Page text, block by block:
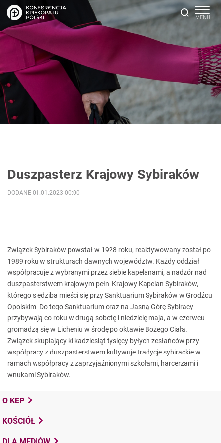
Duszpasterz Krajowy Sybiraków
DODANE 01.01.2023 00:00
Związek Sybiraków powstał w 1928 roku, reaktywowany został po
1989 roku w strukturach dawnych województw. Każdy oddział
współpracuje z wybranymi przez siebie kapelanami, a nadzór nad
duszpasterstwem krajowym pełni Krajowy Kapelan Sybiraków,
którego siedziba mieści się przy Sanktuarium Sybiraków w Grodźcu
Opolskim. Do tego Sanktuarium oraz na Jasną Górę Sybiracy
przybywają co roku w drugą sobotę i niedzielę maja, a w czerwcu
gromadzą się w Licheniu w środę po oktawie Bożego Ciała.
Związek skupiający kilkadziesiąt tysięcy byłych zesłańców przy
współpracy z duszpasterstwem kultywuje tradycje sybirackie w
ramach współpracy z zaprzyjaźnionymi szkołami, harcerzami i
wnukami Sybiraków.
O KEP
KOŚCIÓŁ